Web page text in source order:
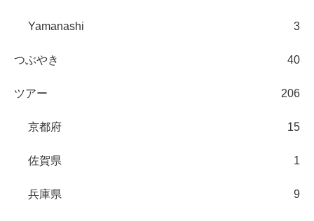
Yamanashi 3
つぶやき 40
ツアー 206
京都府 15
佐賀県 1
兵庫県 9